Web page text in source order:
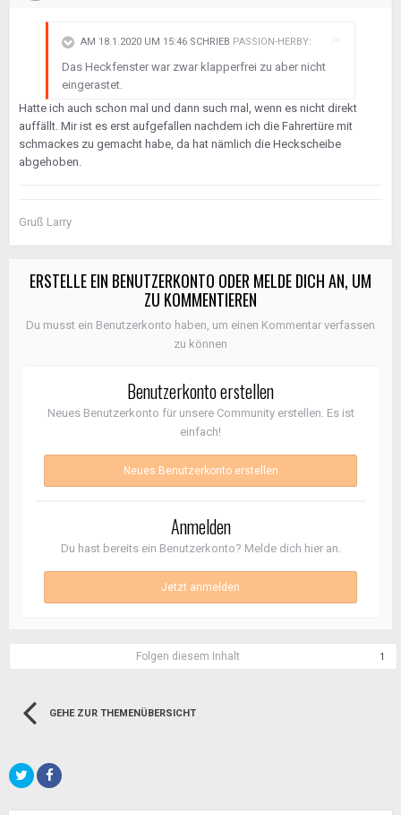
AM 18.1.2020 UM 15:46 SCHRIEB PASSION-HERBY:
Das Heckfenster war zwar klapperfrei zu aber nicht
eingerastet.
Hatte ich auch schon mal und dann such mal, wenn es nicht direkt
auffällt. Mir ist es erst aufgefallen nachdem ich die Fahrertüre mit
schmackes zu gemacht habe, da hat nämlich die Heckscheibe
abgehoben.
Gruß Larry
ERSTELLE EIN BENUTZERKONTO ODER MELDE DICH AN, UM
ZU KOMMENTIEREN
Du musst ein Benutzerkonto haben, um einen Kommentar verfassen
zu können
Benutzerkonto erstellen
Neues Benutzerkonto für unsere Community erstellen. Es ist
einfach!
Neues Benutzerkonto erstellen
Anmelden
Du hast bereits ein Benutzerkonto? Melde dich hier an.
Jetzt anmelden
Folgen diesem Inhalt 1
GEHE ZUR THEMENÜBERSICHT